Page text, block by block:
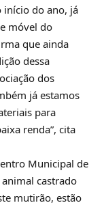
início do ano, já
móvel do
que ainda
dessa
dos
já estamos
para
renda”, cita
Municipal de
castrado
mutirão, estão